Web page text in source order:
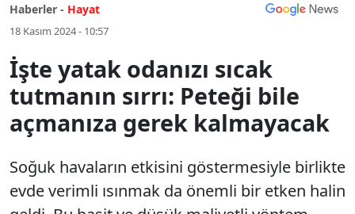
Haberler - Hayat
18 Kasım 2024 - 10:57
İşte yatak odanızı sıcak
tutmanın sırrı: Peteği bile
açmanıza gerek kalmayacak
Soğuk havaların etkisini göstermesiyle birlikte
evde verimli ısınmak da önemli bir etken halin